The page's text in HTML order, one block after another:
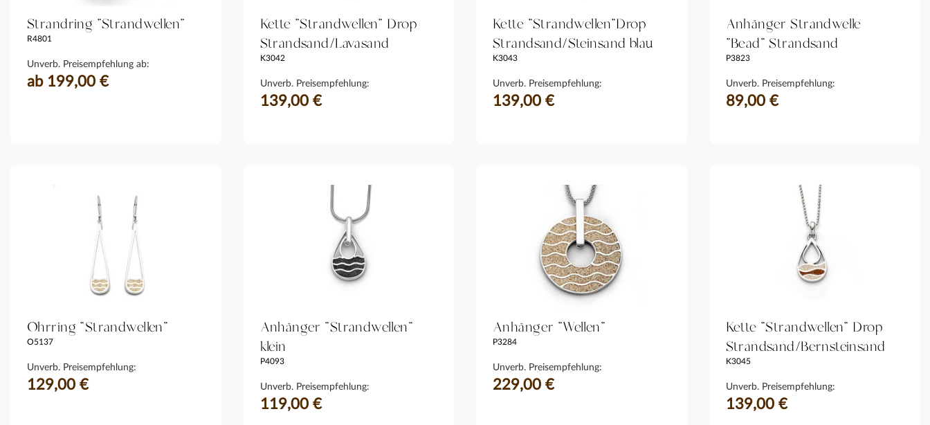
Strandring "Strandwellen"
R4801
Unverb. Preisempfehlung ab:
ab 199,00 €
Kette "Strandwellen" Drop
Strandsand/Lavasand
K3042
Unverb. Preisempfehlung:
139,00 €
Kette "Strandwellen"Drop
Strandsand/Steinsand blau
K3043
Unverb. Preisempfehlung:
139,00 €
Anhänger Strandwelle
"Bead" Strandsand
P3823
Unverb. Preisempfehlung:
89,00 €
Ohrring "Strandwellen"
O5137
Unverb. Preisempfehlung:
129,00 €
Anhänger "Strandwellen"
klein
P4093
Unverb. Preisempfehlung:
119,00 €
Anhänger "Wellen"
P3284
Unverb. Preisempfehlung:
229,00 €
Kette "Strandwellen" Drop
Strandsand/Bernsteinsand
K3045
Unverb. Preisempfehlung:
139,00 €